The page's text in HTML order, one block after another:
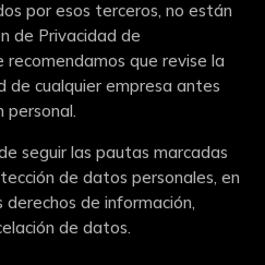
por esos terceros, no están
de Privacidad de
recomendamos que revise la
de cualquier empresa antes
personal.
seguir las pautas marcadas
de datos personales, en
de información,
de datos.